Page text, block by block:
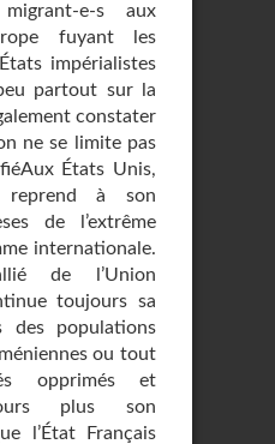
e-s aux
fuyant les
impérialistes
partout sur la
constater
ne se limite pas
États Unis,
reprend à son
de l’extrême
internationale.
de l’Union
toujours sa
des populations
ou tout
opprimés et
plus son
l’État Français